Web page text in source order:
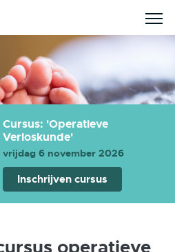
Cursus: 'Operatieve
Verloskunde'
vrijdag 6 november 2026
Inschrijven cursus
operatieve